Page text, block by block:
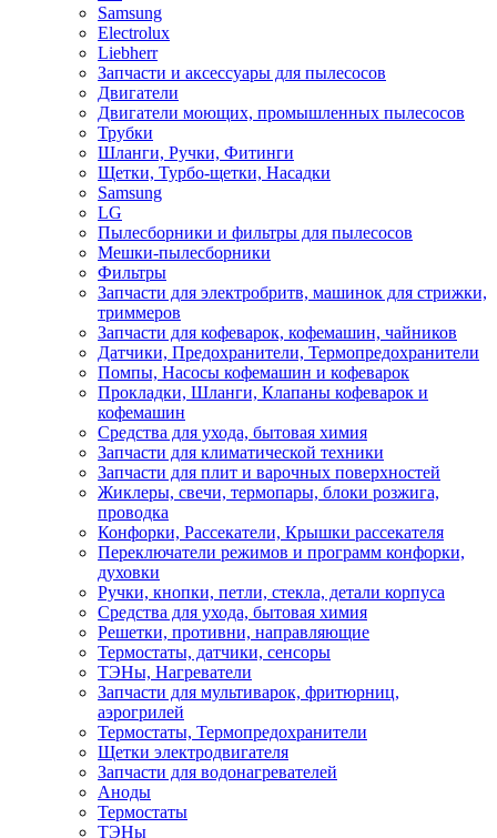
Samsung
Electrolux
Liebherr
Запчасти и аксессуары для пылесосов
Двигатели
Двигатели моющих, промышленных пылесосов
Трубки
Шланги, Ручки, Фитинги
Щетки, Турбо-щетки, Насадки
Samsung
LG
Пылесборники и фильтры для пылесосов
Мешки-пылесборники
Фильтры
Запчасти для электробритв, машинок для стрижки,
триммеров
Запчасти для кофеварок, кофемашин, чайников
Датчики, Предохранители, Термопредохранители
Помпы, Насосы кофемашин и кофеварок
Прокладки, Шланги, Клапаны кофеварок и
кофемашин
Средства для ухода, бытовая химия
Запчасти для климатической техники
Запчасти для плит и варочных поверхностей
Жиклеры, свечи, термопары, блоки розжига,
проводка
Конфорки, Рассекатели, Крышки рассекателя
Переключатели режимов и программ конфорки,
духовки
Ручки, кнопки, петли, стекла, детали корпуса
Средства для ухода, бытовая химия
Решетки, противни, направляющие
Термостаты, датчики, сенсоры
ТЭНы, Нагреватели
Запчасти для мультиварок, фритюрниц,
аэрогрилей
Термостаты, Термопредохранители
Щетки электродвигателя
Запчасти для водонагревателей
Аноды
Термостаты
ТЭНы